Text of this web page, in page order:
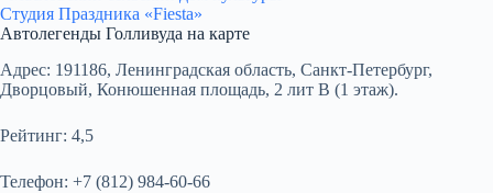
Студия Праздника «Fiesta»
Автолегенды Голливуда на карте
Адрес: 191186, Ленинградская область, Санкт-Петербург,
Дворцовый, Конюшенная площадь, 2 лит В (1 этаж).
Рейтинг: 4,5
Телефон: +7 (812) 984-60-66